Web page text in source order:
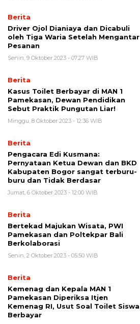
Berita
Driver Ojol Dianiaya dan Dicabuli
oleh Tiga Waria Setelah Mengantar
Pesanan
Senin, 9 Oktober 2023 - 07:27 WIB
Berita
Kasus Toilet Berbayar di MAN 1
Pamekasan, Dewan Pendidikan
Sebut Praktik Pungutan Liar!
Minggu, 8 Oktober 2023 - 12:36 WIB
Berita
Pengacara Edi Kusmana:
Pernyataan Ketua Dewan dan BKD
Kabupaten Bogor sangat terburu-
buru dan Tidak Berdasar
Jumat, 6 Oktober 2023 - 12:00 WIB
Berita
Bertekad Majukan Wisata, PWI
Pamekasan dan Poltekpar Bali
Berkolaborasi
Senin, 2 Oktober 2023 - 05:50 WIB
Berita
Kemenag dan Kepala MAN 1
Pamekasan Diperiksa Itjen
Kemenag RI, Usut Soal Toilet Siswa
Berbayar